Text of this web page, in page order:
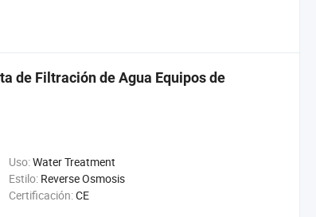
de Filtración de Agua Equipos de
Uso:Water Treatment
Estilo: Reverse Osmosis
Certificación:CE